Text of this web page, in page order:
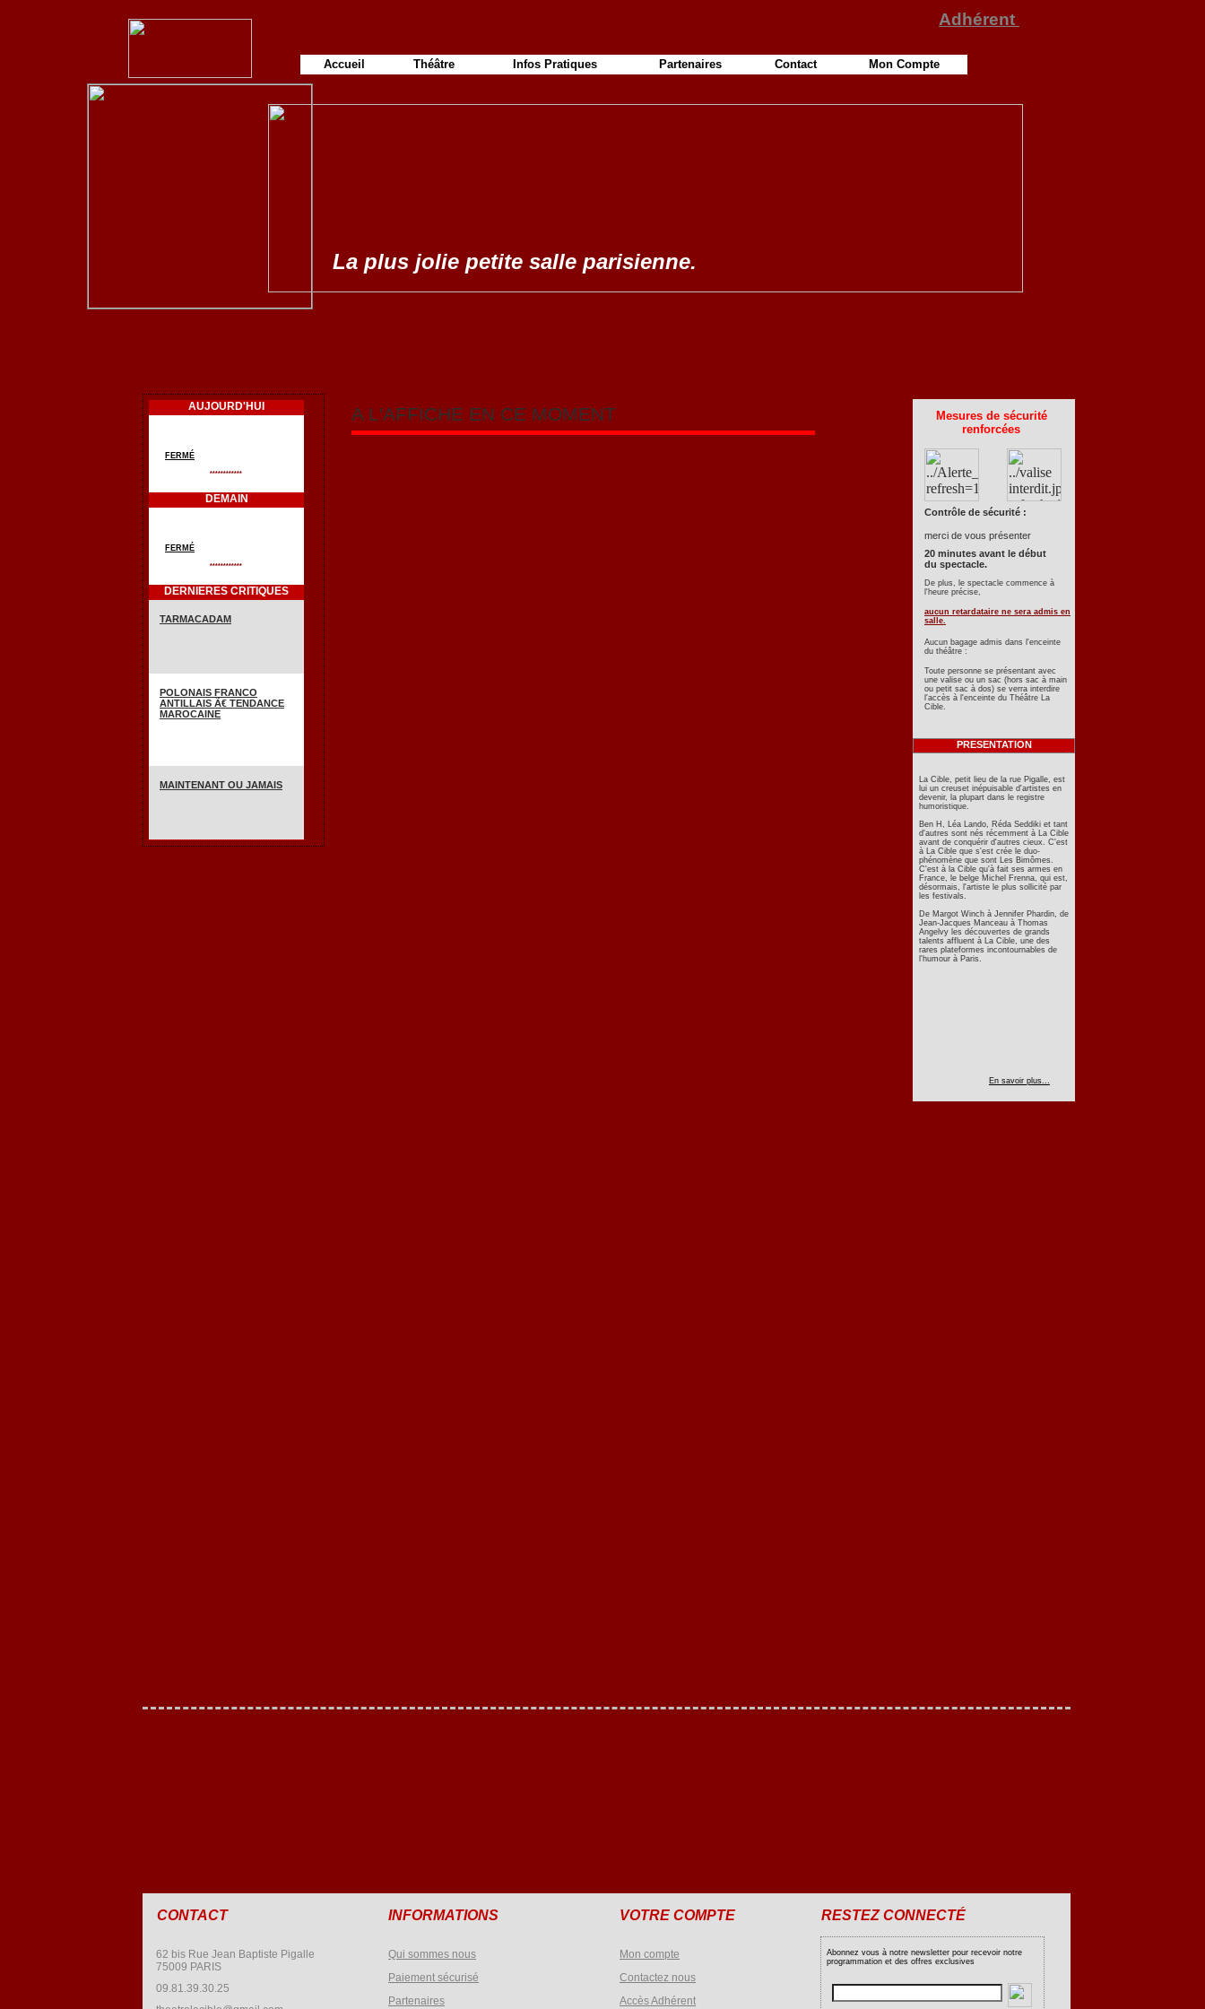
Adhérent
AUJOURD'HUI
FERMÉ
************
DEMAIN
FERMÉ
************
DERNIERES CRITIQUES
TARMACADAM
POLONAIS FRANCO
ANTILLAIS Ã€ TENDANCE
MAROCAINE
MAINTENANT OU JAMAIS
Mesures de sécurité
renforcées
Contrôle de sécurité :
merci de vous présenter
20 minutes avant le début
du spectacle.
De plus, le spectacle commence à
l'heure précise,
aucun retardataire ne sera admis en
salle.
Aucun bagage admis dans l'enceinte
du théâtre :
Toute personne se présentant avec
une valise ou un sac (hors sac à main
ou petit sac à dos) se verra interdire
l'accès à l'enceinte du Théâtre La
Cible.
PRESENTATION
La Cible, petit lieu de la rue Pigalle, est
lui un creuset inépuisable d'artistes en
devenir, la plupart dans le registre
humoristique.
Ben H, Léa Lando, Réda Seddiki et tant
d'autres sont nés récemment à La Cible
avant de conquérir d'autres cieux. C'est
à La Cible que s'est crée le duo-
phénomène que sont Les Bimômes.
C'est à la Cible qu'à fait ses armes en
France, le belge Michel Frenna, qui est,
désormais, l'artiste le plus sollicité par
les festivals.
De Margot Winch à Jennifer Phardin, de
Jean-Jacques Manceau à Thomas
Angelvy les découvertes de grands
talents affluent à La Cible, une des
rares plateformes incontournables de
l'humour à Paris.
En savoir plus...
CONTACT INFORMATIONS VOTRE COMPTE RESTEZ CONNECTÉ
62 bis Rue Jean Baptiste Pigalle
75009 PARIS
09.81.39.30.25
Qui sommes nous
Paiement sécurisé
Partenaires
Mon compte
Contactez nous
Accès Adhérent
Abonnez vous à notre newsletter pour recevoir notre
programmation et des offres exclusives
La plus jolie petite salle parisienne.
Accueil Théâtre Infos Pratiques Partenaires Contact Mon Compte
A L'AFFICHE EN CE MOMENT